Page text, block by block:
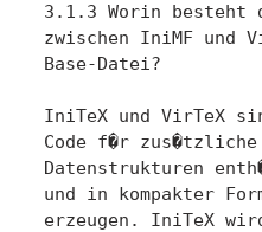
3.1.3 Worin besteht
zwischen IniMF und
Base-Datei?
IniTeX und VirTeX
Code f�r
Datenstrukturen
und in kompakter
erzeugen. IniTeX